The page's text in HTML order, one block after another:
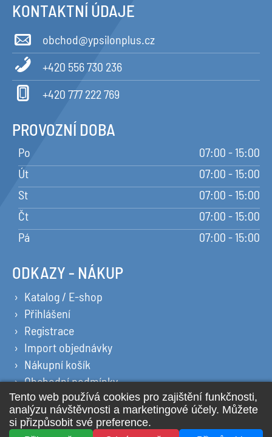
KONTAKTNÍ ÚDAJE
obchod@ypsilonplus.cz
+420 556 730 236
+420 777 222 769
PROVOZNÍ DOBA
Po
07:00 - 15:00
Út
07:00 - 15:00
St
07:00 - 15:00
Čt
07:00 - 15:00
Pá
07:00 - 15:00
ODKAZY - NÁKUP
Katalog / E-shop
Přihlášení
Registrace
Import objednávky
Nákupní košík
Obchodní podmínky
Ochrana osobních údajů
Prohlášení o cookies